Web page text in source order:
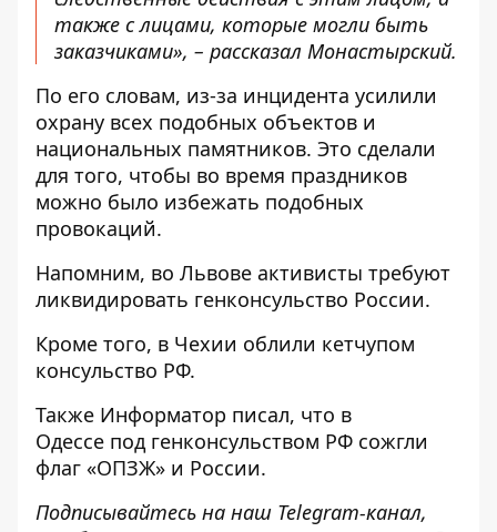
также с лицами, которые могли быть
заказчиками», – рассказал Монастырский.
По его словам, из-за инцидента усилили
охрану всех подобных объектов и
национальных памятников. Это сделали
для того, чтобы во время праздников
можно было избежать подобных
провокаций.
Напомним, во Львове активисты требуют
ликвидировать генконсульство России.
Кроме того, в Чехии облили кетчупом
консульство РФ.
Также Информатор писал, что в
Одессе под генконсульством РФ сожгли
флаг «ОПЗЖ» и России.
Подписывайтесь на наш Telegram-канал,